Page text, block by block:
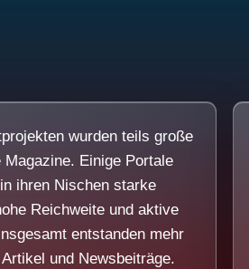
wurden teils große
Magazine. Einige Portale
ihren Nischen starke
Reichweite und aktive
entstanden mehr
und Newsbeiträge.